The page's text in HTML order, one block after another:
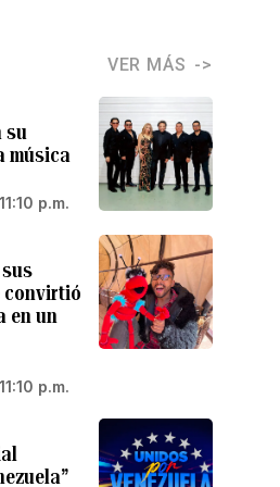
VER MÁS
su
música
p.m.
convirtió
en un
p.m.